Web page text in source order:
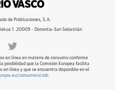
de Publicaciones, S.A.
1. 20009 - Donostia-San Sebastián
en línea en materia de consumo conforme
posibilidad que la Comisión Europea facilita
en línea y que se encuentra disponible en el
consumers/odr.